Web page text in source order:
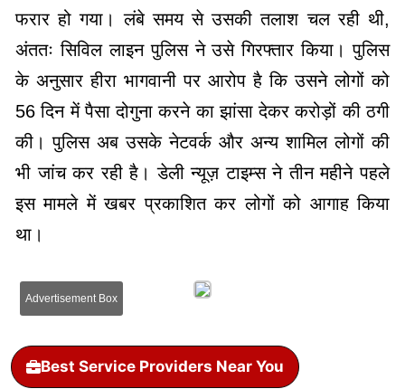
फरार हो गया। लंबे समय से उसकी तलाश चल रही थी,
अंततः सिविल लाइन पुलिस ने उसे गिरफ्तार किया। पुलिस
के अनुसार हीरा भागवानी पर आरोप है कि उसने लोगों को
56 दिन में पैसा दोगुना करने का झांसा देकर करोड़ों की ठगी
की। पुलिस अब उसके नेटवर्क और अन्य शामिल लोगों की
भी जांच कर रही है। डेली न्यूज़ टाइम्स ने तीन महीने पहले
इस मामले में खबर प्रकाशित कर लोगों को आगाह किया
था।
Advertisement Box
Best Service Providers Near You